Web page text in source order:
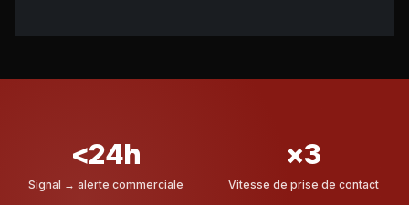
<24h
Signal → alerte commerciale
×3
Vitesse de prise de contact